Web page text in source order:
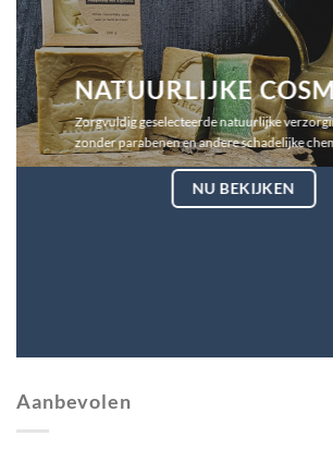
NATUURLIJKE
Zorgvuldig geselecteerde natuurlijke
zonder parabenen en andere schadelijke
NU BEKIJKEN
Aanbevolen